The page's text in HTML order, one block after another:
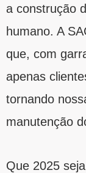
a construção
humano. A
que, com
apenas
tornando
manutenção
Que 2025